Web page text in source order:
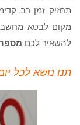
תחזיק זמן רב
מקום לבטא
להשאיר לכם
תנו נושא לכל